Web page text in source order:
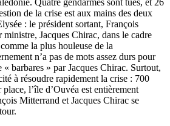
Quatre gendarmes sont tués, et 26
de la crise est aux mains des deux
: le président sortant, François
Jacques Chirac, dans le cadre
la plus houleuse de la
n’a pas de mots assez durs pour
barbares » par Jacques Chirac. Surtout,
à résoudre rapidement la crise : 700
l’île d’Ouvéa est entièrement
Mitterrand et Jacques Chirac se